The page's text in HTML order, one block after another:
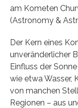
am Kometen
(Astronomy &
Der Kern eines
unveränderlicher
Einfluss der
wie etwa Wasser,
von manchen
Regionen – aus